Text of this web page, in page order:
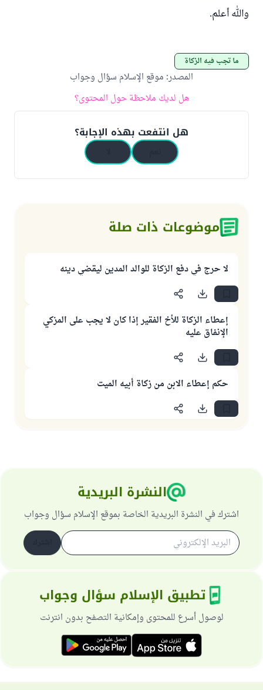
والله أعلم.
ما تجب فيه الزكاة
المصدر: موقع الإسلام سؤال وجواب
هل لديك ملاحظة حول المحتوى؟
هل انتفعت بهذه الإجابة؟
موضوعات ذات صلة
لا حرج في دفع الزكاة للوالد المدين ليقضي دينه
إعطاء الزكاة للأخ الفقير إذا كان لا يجب على المزكي
الإنفاق عليه
حكم إعطاء الابن من زكاة أبيه الميت
النشرة البريدية
اشترك في النشرة البريدية الخاصة بموقع الإسلام سؤال وجواب
تطبيق الإسلام سؤال وجواب
لوصول أسرع للمحتوى وإمكانية التصفح بدون انترنت